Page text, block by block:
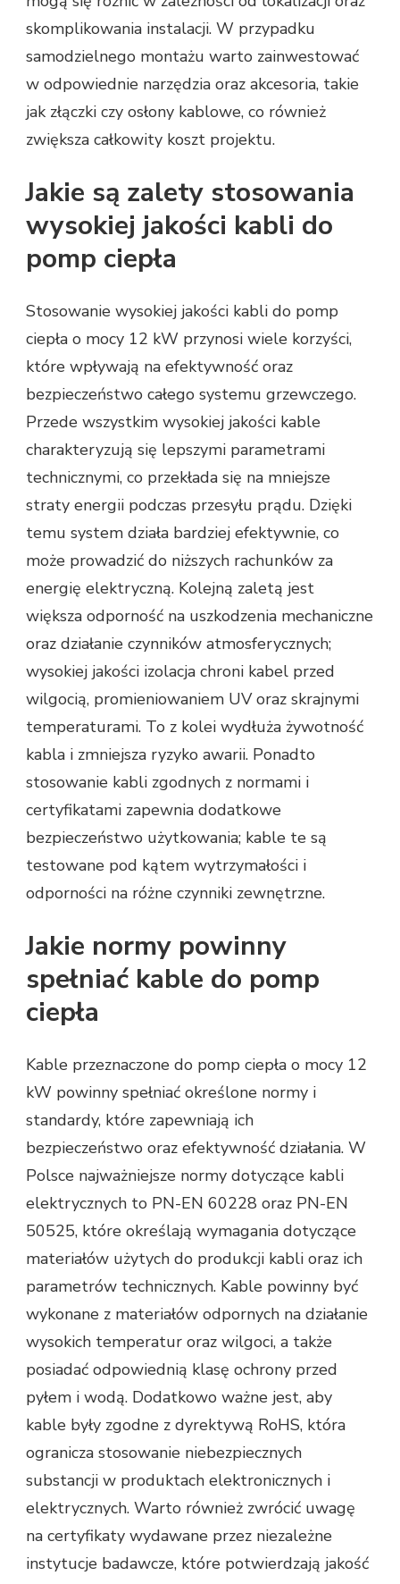
skomplikowania instalacji. W przypadku
samodzielnego montażu warto zainwestować
w odpowiednie narzędzia oraz akcesoria, takie
jak złączki czy osłony kablowe, co również
zwiększa całkowity koszt projektu.
Jakie są zalety stosowania
wysokiej jakości kabli do
pomp ciepła
Stosowanie wysokiej jakości kabli do pomp
ciepła o mocy 12 kW przynosi wiele korzyści,
które wpływają na efektywność oraz
bezpieczeństwo całego systemu grzewczego.
Przede wszystkim wysokiej jakości kable
charakteryzują się lepszymi parametrami
technicznymi, co przekłada się na mniejsze
straty energii podczas przesyłu prądu. Dzięki
temu system działa bardziej efektywnie, co
może prowadzić do niższych rachunków za
energię elektryczną. Kolejną zaletą jest
większa odporność na uszkodzenia mechaniczne
oraz działanie czynników atmosferycznych;
wysokiej jakości izolacja chroni kabel przed
wilgocią, promieniowaniem UV oraz skrajnymi
temperaturami. To z kolei wydłuża żywotność
kabla i zmniejsza ryzyko awarii. Ponadto
stosowanie kabli zgodnych z normami i
certyfikatami zapewnia dodatkowe
bezpieczeństwo użytkowania; kable te są
testowane pod kątem wytrzymałości i
odporności na różne czynniki zewnętrzne.
Jakie normy powinny
spełniać kable do pomp
ciepła
Kable przeznaczone do pomp ciepła o mocy 12
kW powinny spełniać określone normy i
standardy, które zapewniają ich
bezpieczeństwo oraz efektywność działania. W
Polsce najważniejsze normy dotyczące kabli
elektrycznych to PN-EN 60228 oraz PN-EN
50525, które określają wymagania dotyczące
materiałów użytych do produkcji kabli oraz ich
parametrów technicznych. Kable powinny być
wykonane z materiałów odpornych na działanie
wysokich temperatur oraz wilgoci, a także
posiadać odpowiednią klasę ochrony przed
pyłem i wodą. Dodatkowo ważne jest, aby
kable były zgodne z dyrektywą RoHS, która
ogranicza stosowanie niebezpiecznych
substancji w produktach elektronicznych i
elektrycznych. Warto również zwrócić uwagę
na certyfikaty wydawane przez niezależne
instytucje badawcze, które potwierdzają jakość